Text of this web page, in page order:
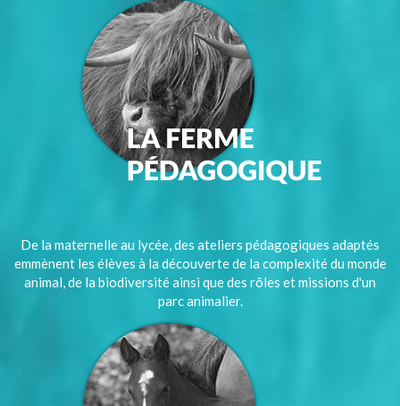
De la maternelle au lycée, des ateliers pédagogiques adaptés
emmènent les élèves à la découverte de la complexité du monde
animal, de la biodiversité ainsi que des rôles et missions d'un
parc animalier.